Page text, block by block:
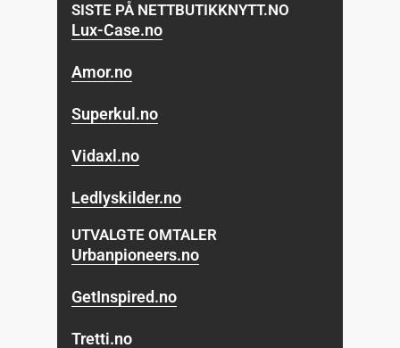
SISTE PÅ NETTBUTIKKNYTT.NO
Lux-Case.no
Amor.no
Superkul.no
Vidaxl.no
Ledlyskilder.no
UTVALGTE OMTALER
Urbanpioneers.no
GetInspired.no
Tretti.no